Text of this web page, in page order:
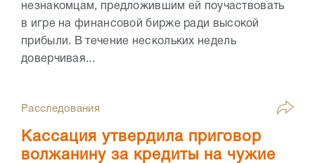
незнакомцам, предложившим ей поучаствовать
в игре на финансовой бирже ради высокой
прибыли. В течение нескольких недель
доверчивая...
Расследования
Кассация утвердила приговор
волжанину за кредиты на чужие